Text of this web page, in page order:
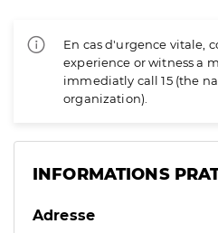
En cas d'urgence vitale,
experience or witness a
immediatly call 15 (the
organization).
INFORMATIONS
Adresse